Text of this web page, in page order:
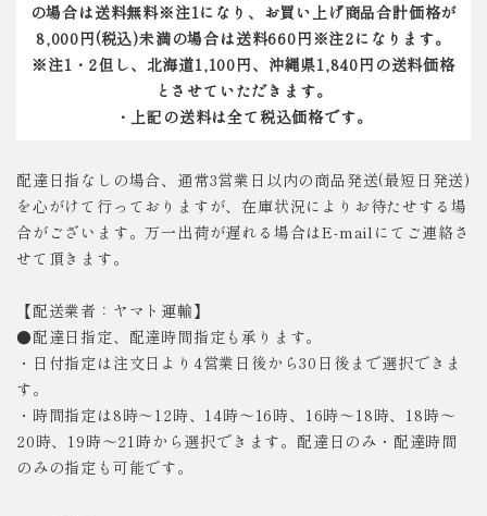
の場合は送料無料※注1になり、お買い上げ商品合計価格が
8,000円(税込)未満の場合は送料660円※注2になります。
※注1・2但し、北海道1,100円、沖縄県1,840円の送料価格
とさせていただきます。
・上記の送料は全て税込価格です。
配達日指なしの場合、通常3営業日以内の商品発送(最短日発送)
を心がけて行っておりますが、在庫状況によりお待たせする場
合がございます。万一出荷が遅れる場合はE-mailにてご連絡さ
せて頂きます。
【配送業者：ヤマト運輸】
●配達日指定、配達時間指定も承ります。
・日付指定は注文日より4営業日後から30日後まで選択できま
す。
・時間指定は8時～12時、14時～16時、16時～18時、18時～
20時、19時～21時から選択できます。配達日のみ・配達時間
のみの指定も可能です。